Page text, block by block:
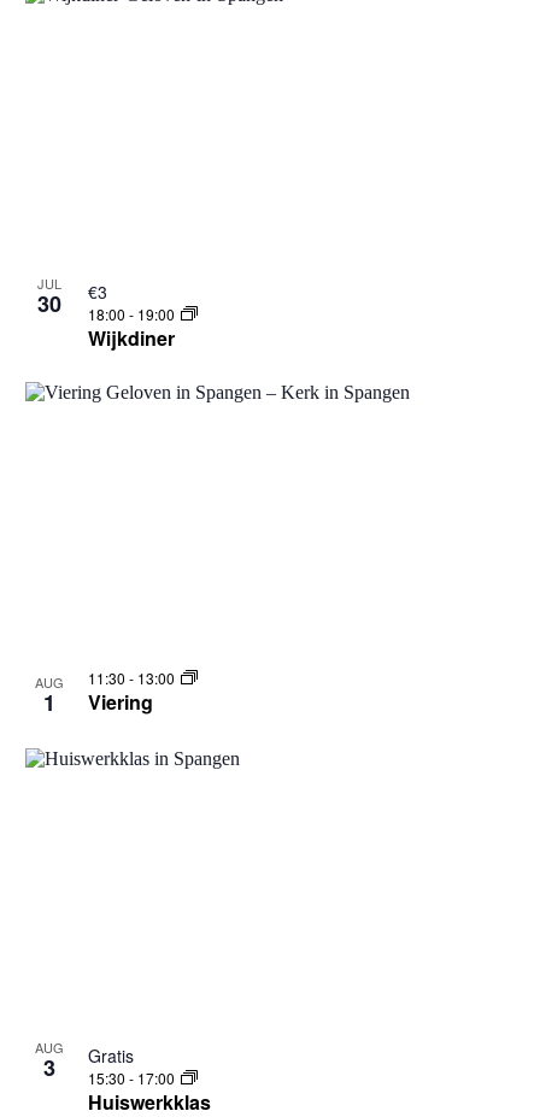
JUL
30
Wijkdiner
18:00 - 19:00
€3
AUG
1 Viering
11:30 - 13:00
AUG
3
Huiswerkklas
15:30 - 17:00
Gratis